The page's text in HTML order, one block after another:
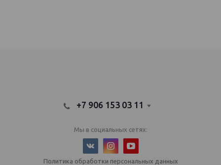
+7 906 153 03 11
Мы в социальных сетях:
Политика обработки персональных данных